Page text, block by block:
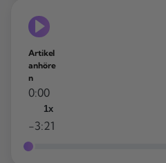
Artikel
anhöre
n
0:00
1x
-3:21